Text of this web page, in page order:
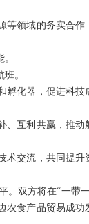
等领域的务实合作
。
孵化器，促进科技
、互利共赢，推动
术交流，共同提升
。双方将在“一带
食产品贸易成功